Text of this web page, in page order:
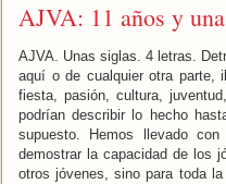
AJVA: 11 años y
AJVA. Unas siglas. 4 letras.
aquí o de cualquier otra parte,
fiesta, pasión, cultura,
podrían describir lo hecho
supuesto. Hemos llevado
demostrar la capacidad de los
otros jóvenes, sino para toda